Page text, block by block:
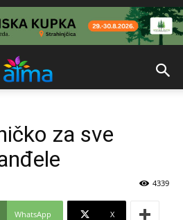
za sve
4339
WhatsApp X